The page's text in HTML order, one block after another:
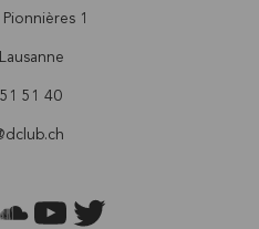
1
51 40
YOUTUBETWITTER